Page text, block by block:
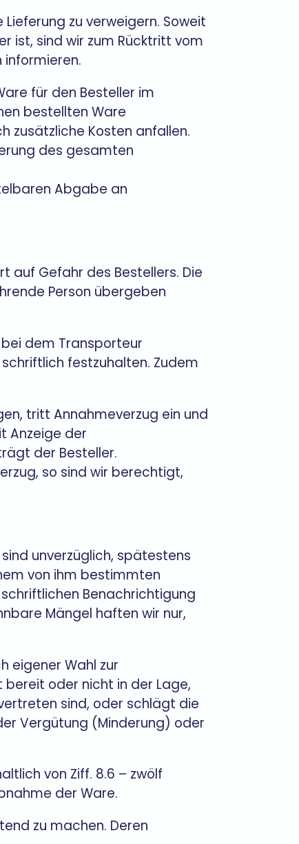
zu verweigern. Soweit
ist, sind wir zum Rücktritt vom
für den Besteller im
bestellten Ware
zusätzliche Kosten anfallen.
des gesamten
Abgabe an
auf Gefahr des Bestellers. Die
Person übergeben
dem Transporteur
festzuhalten. Zudem
tritt Annahmeverzug ein und
Anzeige der
der Besteller.
so sind wir berechtigt,
unverzüglich, spätestens
von ihm bestimmten
Benachrichtigung
Mängel haften wir nur,
eigener Wahl zur
bereit oder nicht in der Lage,
sind, oder schlägt die
Vergütung (Minderung) oder
von Ziff. 8.6 – zwölf
der Ware.
zu machen. Deren